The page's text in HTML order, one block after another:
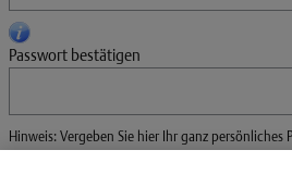
Passwort bestätigen
Hinweis: Vergeben Sie hier Ihr ganz persönliches